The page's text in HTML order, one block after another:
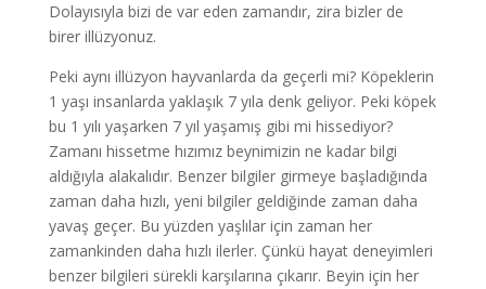
Dolayısıyla bizi de var eden zamandır, zira bizler de
birer illüzyonuz.
Peki aynı illüzyon hayvanlarda da geçerli mi? Köpeklerin
1 yaşı insanlarda yaklaşık 7 yıla denk geliyor. Peki köpek
bu 1 yılı yaşarken 7 yıl yaşamış gibi mi hissediyor?
Zamanı hissetme hızımız beynimizin ne kadar bilgi
aldığıyla alakalıdır. Benzer bilgiler girmeye başladığında
zaman daha hızlı, yeni bilgiler geldiğinde zaman daha
yavaş geçer. Bu yüzden yaşlılar için zaman her
zamankinden daha hızlı ilerler. Çünkü hayat deneyimleri
benzer bilgileri sürekli karşılarına çıkarır. Beyin için her